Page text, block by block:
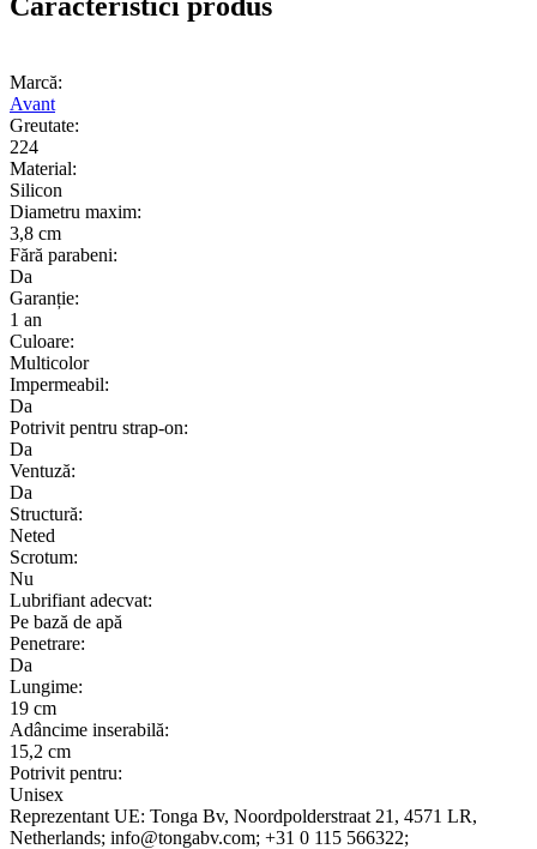
Marcă:
Avant
Greutate:
224
Material:
Silicon
Diametru maxim:
3,8 cm
Fără parabeni:
Da
Garanție:
1 an
Culoare:
Multicolor
Impermeabil:
Da
Potrivit pentru strap-on:
Da
Ventuză:
Da
Structură:
Neted
Scrotum:
Nu
Lubrifiant adecvat:
Pe bază de apă
Penetrare:
Da
Lungime:
19 cm
Adâncime inserabilă:
15,2 cm
Potrivit pentru:
Unisex
Reprezentant UE: Tonga Bv, Noordpolderstraat 21 , 4571 LR,
Netherlands; info@tongabv.com; +31 0 115 566322;